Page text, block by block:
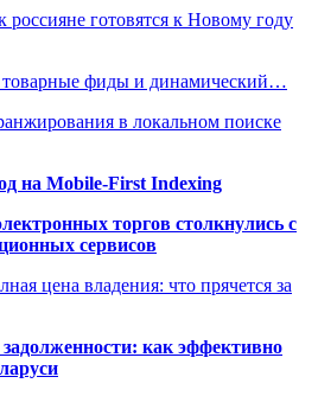
россияне готовятся к Новому году
фиды и динамический…
в локальном поиске
на Mobile-First Indexing
торгов столкнулись с
сервисов
цена владения: что прячется за
как эффективно